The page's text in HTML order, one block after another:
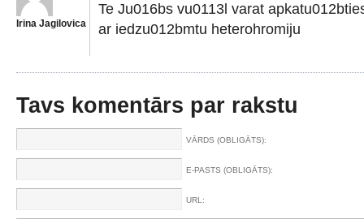
Irina Jagilovica
Te Ju016bs vu0113l varat
ar iedzu012bmtu heterohromiju
Tavs komentārs par rakstu
VĀRDS (OBLIGĀTS):
E-PASTS (OBLIGĀTS):
URL: